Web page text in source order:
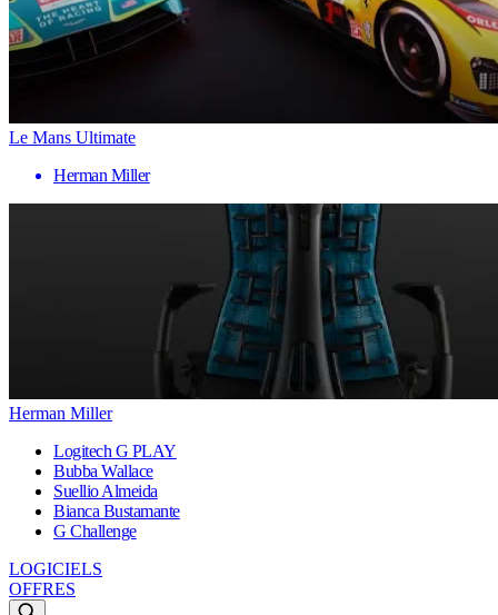
Le Mans Ultimate
Herman Miller
Herman Miller
Logitech G PLAY
Bubba Wallace
Suellio Almeida
Bianca Bustamante
G Challenge
LOGICIELS
OFFRES